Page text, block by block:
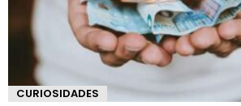
CURIOSIDADES